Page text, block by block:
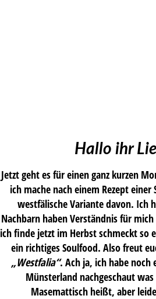
Hallo ihr
Jetzt geht es für einen ganz kurzen
ich mache nach einem Rezept einer
westfälische Variante davon. Ich
Nachbarn haben Verständnis für
ich finde jetzt im Herbst schmeckt so
ein richtiges Soulfood. Also freut
„Westfalia“. Ach ja, ich habe noch
Münsterland nachgeschaut
Masemattisch heißt, aber